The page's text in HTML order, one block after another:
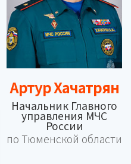
Артур Хачатрян
Начальник Главного
управления МЧС
России
по Тюменской области